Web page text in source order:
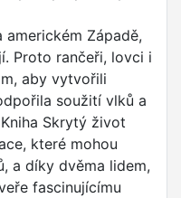
Západě,
Proto rančeři, lovci i
aby vytvořili
soužití vlků a
Skrytý život
které mohou
a díky dvěma lidem,
fascinujícímu